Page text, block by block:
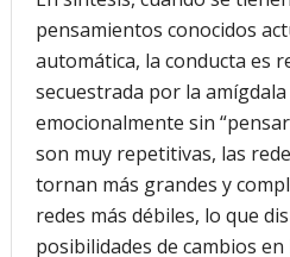
pensamientos conocidos
automática, la conducta es
secuestrada por la
emocionalmente sin
son muy repetitivas, las
tornan más grandes y
redes más débiles, lo que
posibilidades de cambios